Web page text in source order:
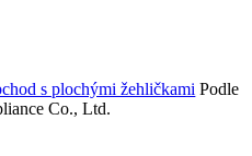
s plochými žehličkami Podle
Co., Ltd.